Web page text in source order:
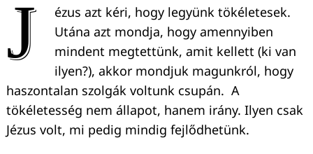
J
ézus azt kéri, hogy legyünk tökéletesek.
Utána azt mondja, hogy amennyiben
mindent megtettünk, amit kellett (ki van
ilyen?), akkor mondjuk magunkról, hogy
haszontalan szolgák voltunk csupán. A
tökéletesség nem állapot, hanem irány. Ilyen csak
Jézus volt, mi pedig mindig fejlődhetünk.